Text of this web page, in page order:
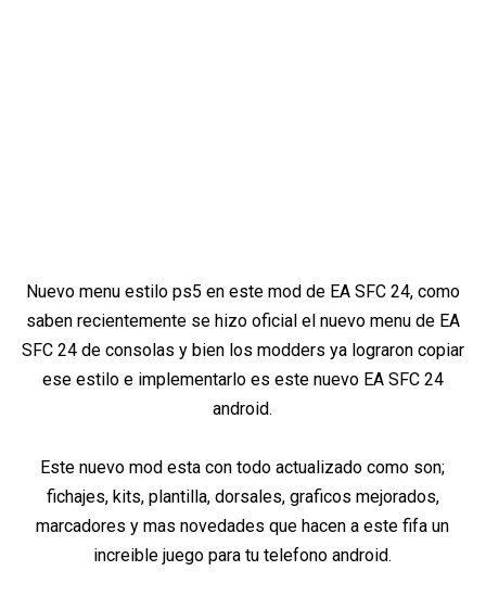
Nuevo menu estilo ps5 en este mod de EA SFC 24, como
saben recientemente se hizo oficial el nuevo menu de EA
SFC 24 de consolas y bien los modders ya lograron copiar
ese estilo e implementarlo es este nuevo EA SFC 24
android.
Este nuevo mod esta con todo actualizado como son;
fichajes, kits, plantilla, dorsales, graficos mejorados,
marcadores y mas novedades que hacen a este fifa un
increible juego para tu telefono android.